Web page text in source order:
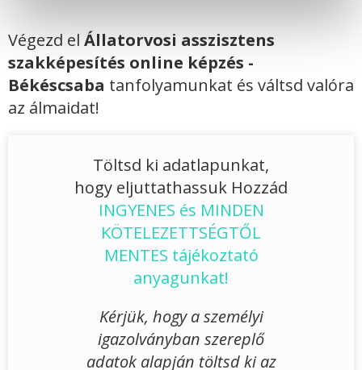
Végezd el Állatorvosi asszisztens
szakképesítés online képzés -
Békéscsaba tanfolyamunkat és váltsd valóra
az álmaidat!
Töltsd ki adatlapunkat,
hogy eljuttathassuk Hozzád
INGYENES és MINDEN
KÖTELEZETTSÉGTŐL
MENTES tájékoztató
anyagunkat!
Kérjük, hogy a személyi
igazolványban szereplő
adatok alapján töltsd ki az